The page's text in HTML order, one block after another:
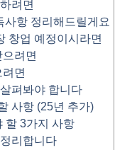
려면
사항 정리해드릴게요
창업 예정이시라면
려면
면
펴봐야 합니다
사항 (25년 추가)
할 3가지 사항
리합니다